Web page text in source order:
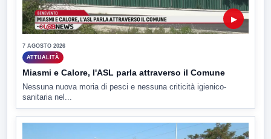
▶
7 AGOSTO 2026
ATTUALITÀ
Miasmi e Calore, l'ASL parla attraverso il Comune
Nessuna nuova moria di pesci e nessuna criticità igienico-
sanitaria nel...